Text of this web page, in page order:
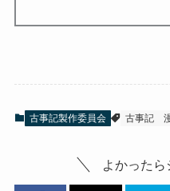
古事記製作委員会 古事記
よかったら